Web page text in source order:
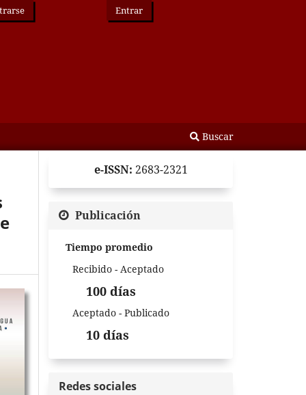
Buscar
Entrar
e-ISSN: 2683-2321
Publicación
Tiempo promedio
Recibido - Aceptado
100 días
Aceptado - Publicado
10 días
Redes sociales